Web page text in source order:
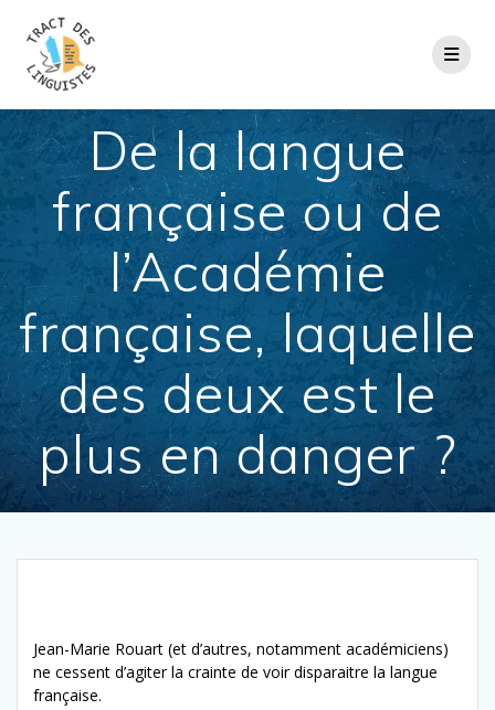
De la langue
française ou de
l’Académie
française, laquelle
des deux est le
plus en danger ?
Jean-Marie Rouart (et d’autres, notamment académiciens)
ne cessent d’agiter la crainte de voir disparaitre la langue
française.